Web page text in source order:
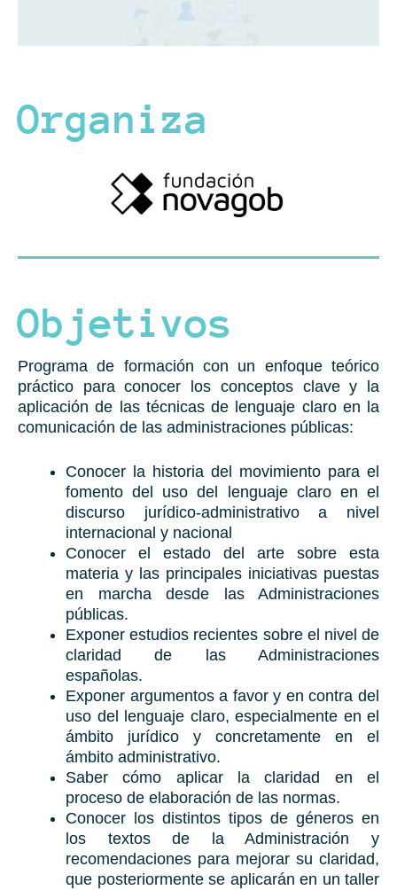
Organiza
Objetivos
Programa de formación con un enfoque teórico
práctico para conocer los conceptos clave y la
aplicación de las técnicas de lenguaje claro en la
comunicación de las administraciones públicas:
Conocer la historia del movimiento para el
fomento del uso del lenguaje claro en el
discurso jurídico-administrativo a nivel
internacional y nacional
Conocer el estado del arte sobre esta
materia y las principales iniciativas puestas
en marcha desde las Administraciones
públicas.
Exponer estudios recientes sobre el nivel de
claridad de las Administraciones
españolas.
Exponer argumentos a favor y en contra del
uso del lenguaje claro, especialmente en el
ámbito jurídico y concretamente en el
ámbito administrativo.
Saber cómo aplicar la claridad en el
proceso de elaboración de las normas.
Conocer los distintos tipos de géneros en
los textos de la Administración y
recomendaciones para mejorar su claridad,
que posteriormente se aplicarán en un taller